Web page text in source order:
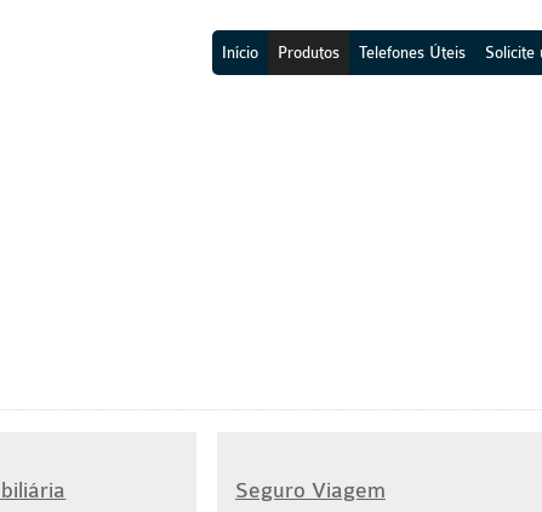
Início Produtos Telefones Úteis Solicite
Seguro Viagem